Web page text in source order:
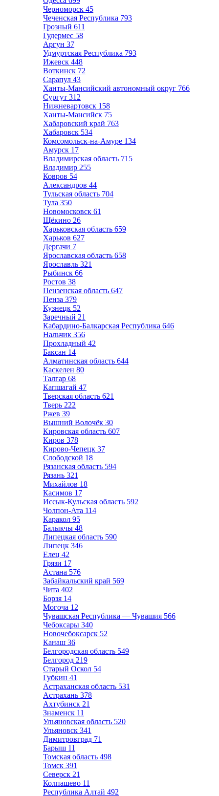
Черноморск 45
Чеченская Республика 793
Грозный 611
Гудермес 58
Аргун 37
Удмуртская Республика 793
Ижевск 448
Воткинск 72
Сарапул 43
Ханты-Мансийский автономный округ 766
Сургут 312
Нижневартовск 158
Ханты-Мансийск 75
Хабаровский край 763
Хабаровск 534
Комсомольск-на-Амуре 134
Амурск 17
Владимирская область 715
Владимир 255
Ковров 54
Александров 44
Тульская область 704
Тула 350
Новомосковск 61
Щёкино 26
Харьковская область 659
Харьков 627
Дергачи 7
Ярославская область 658
Ярославль 321
Рыбинск 66
Ростов 38
Пензенская область 647
Пенза 379
Кузнецк 52
Заречный 21
Кабардино-Балкарская Республика 646
Нальчик 356
Прохладный 42
Баксан 14
Алматинская область 644
Каскелен 80
Талгар 68
Капшагай 47
Тверская область 621
Тверь 222
Ржев 39
Вышний Волочёк 30
Кировская область 607
Киров 378
Кирово-Чепецк 37
Слободской 18
Рязанская область 594
Рязань 321
Михайлов 18
Касимов 17
Иссык-Кульская область 592
Чолпон-Ата 114
Каракол 95
Балыкчы 48
Липецкая область 590
Липецк 346
Елец 42
Грязи 17
Астана 576
Забайкальский край 569
Чита 402
Борзя 14
Могоча 12
Чувашская Республика — Чувашия 566
Чебоксары 340
Новочебоксарск 52
Канаш 36
Белгородская область 549
Белгород 219
Старый Оскол 54
Губкин 41
Астраханская область 531
Астрахань 378
Ахтубинск 21
Знаменск 11
Ульяновская область 520
Ульяновск 341
Димитровград 71
Барыш 11
Томская область 498
Томск 391
Северск 21
Колпашево 11
Республика Алтай 492